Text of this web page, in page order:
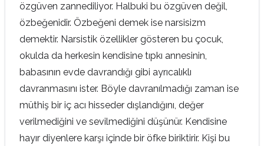
özgüven zannediliyor. Halbuki bu özgüven değil,
özbeğenidir. Özbeğeni demek ise narsisizm
demektir. Narsistik özellikler gösteren bu çocuk,
okulda da herkesin kendisine tıpkı annesinin,
babasının evde davrandığı gibi ayrıcalıklı
davranmasını ister. Böyle davranılmadığı zaman ise
müthiş bir iç acı hisseder dışlandığını, değer
verilmediğini ve sevilmediğini düşünür. Kendisine
hayır diyenlere karşı içinde bir öfke biriktirir. Kişi bu